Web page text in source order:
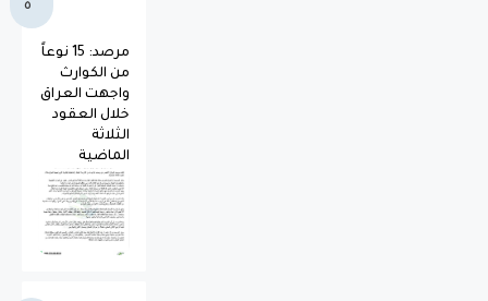
ة
مرصد: 15 نوعاً
من الكوارث
واجهت العراق
خلال العقود
الثلاثة
الماضية